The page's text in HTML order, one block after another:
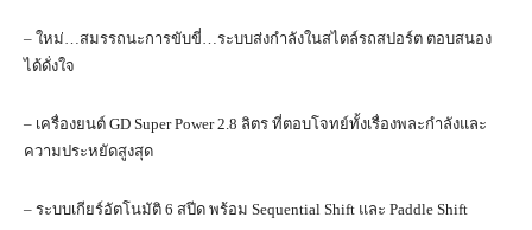
– ใหม่…สมรรถนะการขับขี่…ระบบส่งกำลังในสไตล์รถสปอร์ต ตอบสนอง
ได้ดั่งใจ
– เครื่องยนต์ GD Super Power 2.8 ลิตร ที่ตอบโจทย์ทั้งเรื่องพละกำลังและ
ความประหยัดสูงสุด
– ระบบเกียร์อัตโนมัติ 6 สปีด พร้อม Sequential Shift และ Paddle Shift